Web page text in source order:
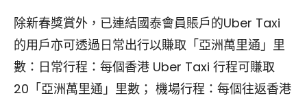
除新春獎賞外，已連結國泰會員賬戶的Uber Taxi
的用戶亦可透過日常出行以賺取「亞洲萬里通」里
數：日常行程：每個香港 Uber Taxi 行程可賺取
20「亞洲萬里通」里數； 機場行程：每個往返香港